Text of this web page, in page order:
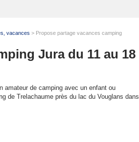
vacances > Propose partage vacances camping
Jura du 11 au 18
amateur de camping avec un enfant ou
de Trelachaume près du lac du Vouglans dans